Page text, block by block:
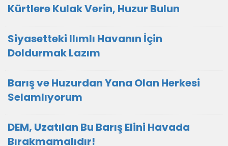
Kürtlere Kulak Verin, Huzur Bulun
Siyasetteki Ilımlı Havanın İçin
Doldurmak Lazım
Barış ve Huzurdan Yana Olan Herkesi
Selamlıyorum
DEM, Uzatılan Bu Barış Elini Havada
Bırakmamalıdır!